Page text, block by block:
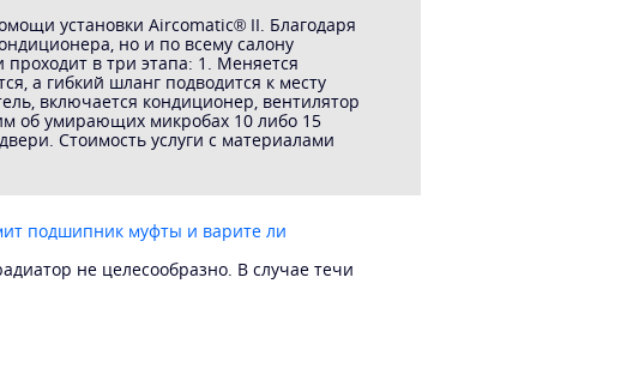
установки Aircomatic® II. Благодаря
но и по всему салону
в три этапа: 1. Меняется
а гибкий шланг подводится к месту
включается кондиционер, вентилятор
об умирающих микробах 10 либо 15
Стоимость услуги с материалами
подшипник муфты и варите ли
не целесообразно. В случае течи